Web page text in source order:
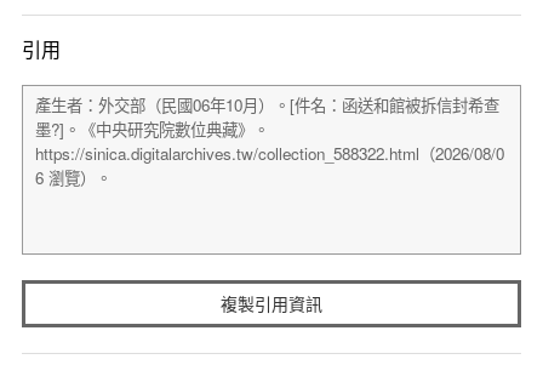
引用
複製引用資訊